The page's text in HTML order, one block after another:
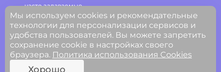
часто задаваемые
вопросы
регламент работы
сайта
© ГАОУ ДПО Свердловской области
Мы используем cookies и рекомендательные
технологии для персонализации сервисов и
удобства пользователей. Вы можете запретить
сохранение cookie в настройках своего
браузера. Политика использования Cookies
Хорошо